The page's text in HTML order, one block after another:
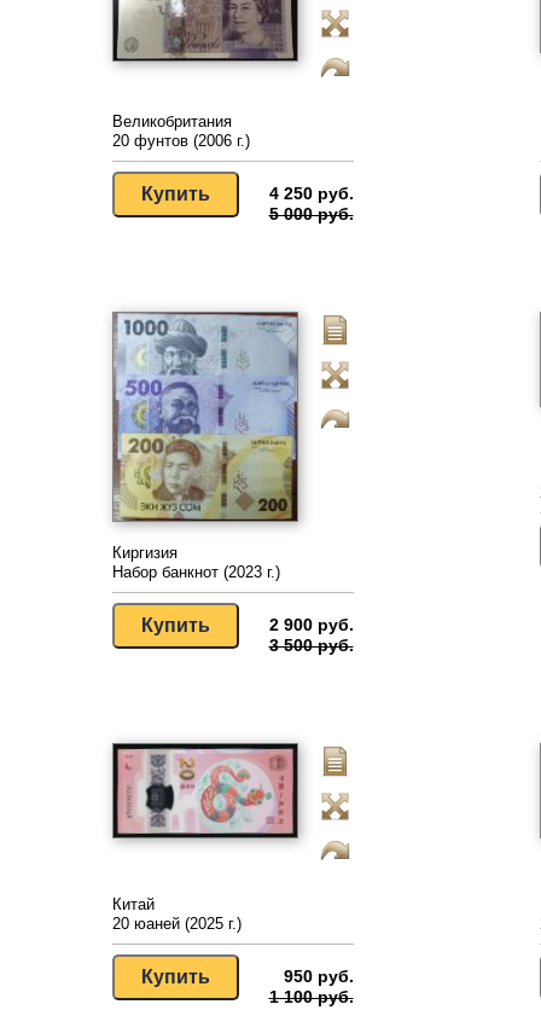
Великобритания
20 фунтов (2006 г.)
4 250 руб.
5 000 руб.
Киргизия
Набор банкнот (2023 г.)
2 900 руб.
3 500 руб.
Китай
20 юаней (2025 г.)
950 руб.
1 100 руб.